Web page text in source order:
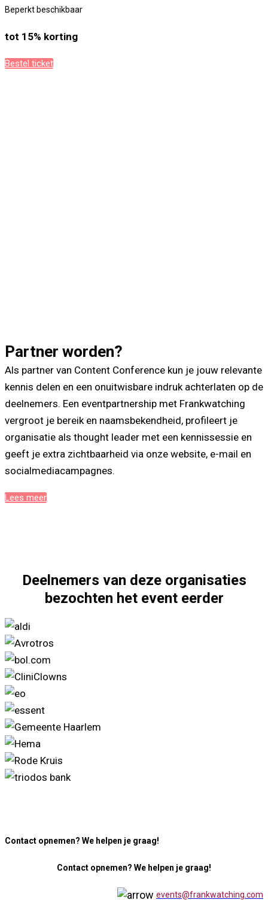
Beperkt beschikbaar
tot 15% korting
Bestel ticket
Partner worden?
Als partner van Content Conference kun je jouw relevante
kennis delen en een onuitwisbare indruk achterlaten op de
deelnemers. Een eventpartnership met Frankwatching
vergroot je bereik en naamsbekendheid, profileert je
organisatie als thought leader met een kennissessie en
geeft je extra zichtbaarheid via onze website, e-mail en
socialmedia­campagnes.
Lees meer
Deelnemers van deze organisaties
bezochten het event eerder
Contact opnemen? We helpen je graag!
Contact opnemen? We helpen je graag!
events@frankwatching.com